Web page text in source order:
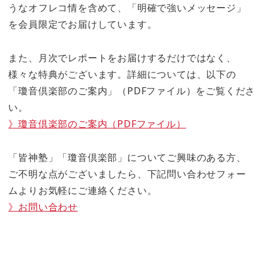
うなオフレコ情を含めて、「明確で強いメッセージ」
を会員限定でお届けしています。
また、月次でレポートをお届けするだけではなく、
様々な特典がございます。詳細については、以下の
「瓊音倶楽部のご案内」（PDFファイル）をご覧くださ
い。
》瓊音倶楽部のご案内（PDFファイル）
「皆神塾」「瓊音倶楽部」についてご興味のある方、
ご不明な点がございましたら、下記問い合わせフォー
ムよりお気軽にご連絡ください。
》お問い合わせ